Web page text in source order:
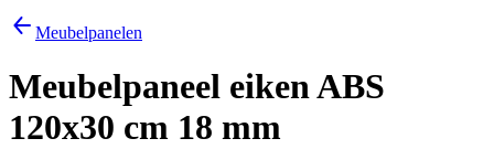
Meubelpanelen
Meubelpaneel eiken ABS
120x30 cm 18 mm